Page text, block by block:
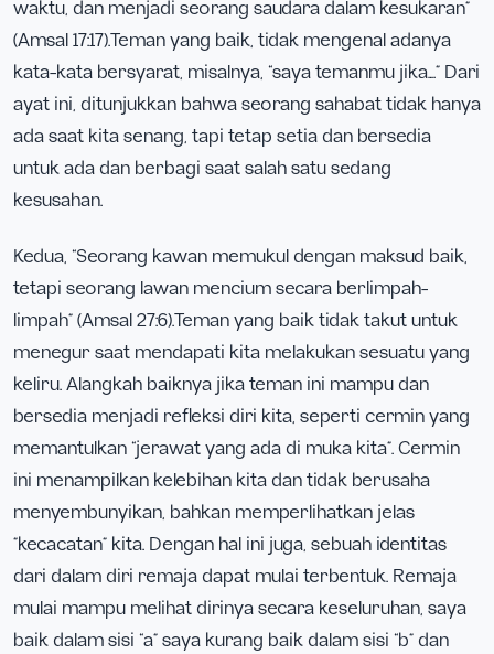
waktu, dan menjadi seorang saudara dalam kesukaran”
(Amsal 17:17).Teman yang baik, tidak mengenal adanya
kata-kata bersyarat, misalnya, “saya temanmu jika….” Dari
ayat ini, ditunjukkan bahwa seorang sahabat tidak hanya
ada saat kita senang, tapi tetap setia dan bersedia
untuk ada dan berbagi saat salah satu sedang
kesusahan.
Kedua, “Seorang kawan memukul dengan maksud baik,
tetapi seorang lawan mencium secara berlimpah-
limpah” (Amsal 27:6).Teman yang baik tidak takut untuk
menegur saat mendapati kita melakukan sesuatu yang
keliru. Alangkah baiknya jika teman ini mampu dan
bersedia menjadi refleksi diri kita, seperti cermin yang
memantulkan “jerawat yang ada di muka kita”. Cermin
ini menampilkan kelebihan kita dan tidak berusaha
menyembunyikan, bahkan memperlihatkan jelas
”kecacatan” kita. Dengan hal ini juga, sebuah identitas
dari dalam diri remaja dapat mulai terbentuk. Remaja
mulai mampu melihat dirinya secara keseluruhan, saya
baik dalam sisi “a” saya kurang baik dalam sisi “b” dan